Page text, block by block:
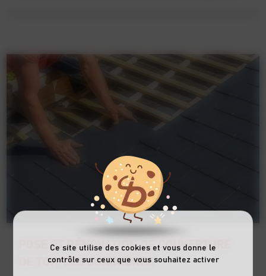
Ce site utilise des cookies et vous donne le
contrôle sur ceux que vous souhaitez activer
POSE ET RÉNOVATION DE COUVERTURE
DE TOIT LES SORINIÈRES